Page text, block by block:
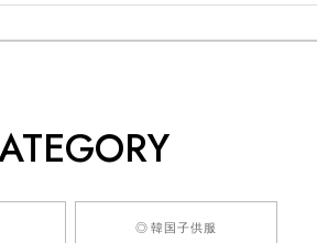
ョップの問い合わせも返事がはやくて
をありがとうございます！ 商品を
◎ 韓国子供服